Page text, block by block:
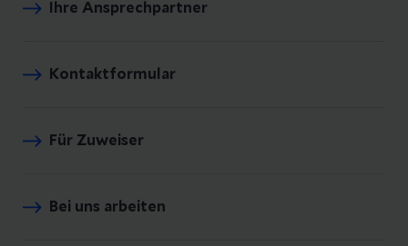
Ihre Ansprechpartner
Kontaktformular
Für Zuweiser
Bei uns arbeiten